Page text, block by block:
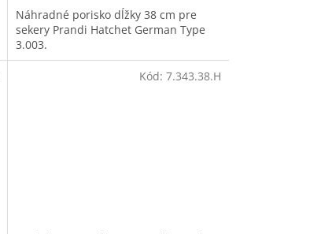
Náhradné porisko dĺžky 38 cm pre
sekery Prandi Hatchet German Type
3.003.
Kód: 7.343.38.H